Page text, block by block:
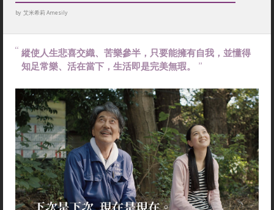
by 艾米希莉 Amesily
縱使人生悲喜交織、苦樂參半，只要能擁有自我，並懂得
知足常樂、活在當下，生活即是完美無瑕。